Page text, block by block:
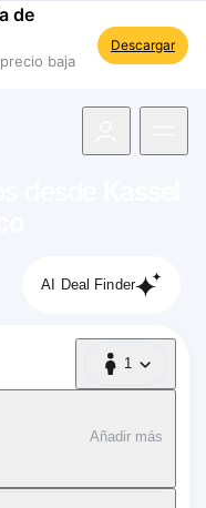
de
baja
Descargar
AI Deal Finder
1
1 Pasajero
Añadir más